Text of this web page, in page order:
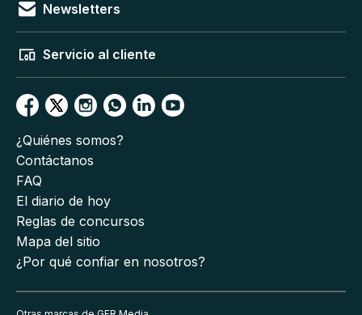
Newsletters
Servicio al cliente
¿Quiénes somos?
Contáctanos
FAQ
El diario de hoy
Reglas de concursos
Mapa del sitio
¿Por qué confiar en nosotros?